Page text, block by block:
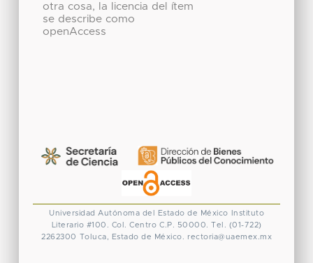
otra cosa, la licencia del ítem
se describe como
openAccess
Universidad Autónoma del Estado de México
Instituto
Literario #100. Col. Centro C.P. 50000. Tel. (01-722)
2262300
Toluca, Estado de México. rectoria@uaemex.mx